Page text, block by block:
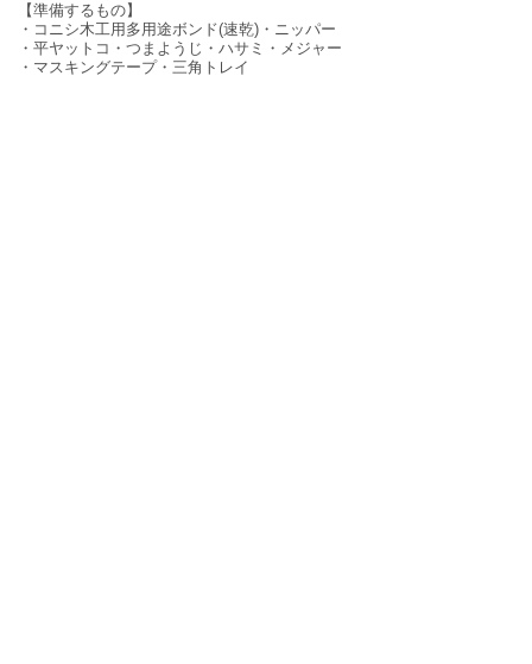
【準備するもの】
・コニシ木工用多用途ボンド(速乾)・ニッパー
・平ヤットコ・つまようじ・ハサミ・メジャー
・マスキングテープ・三角トレイ